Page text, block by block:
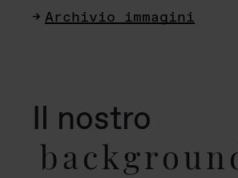
Archivio immagini
Il nostro